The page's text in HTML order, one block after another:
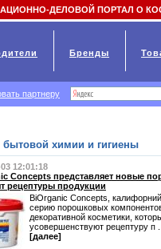
бытовой химии и гигиены
12:01:18
Concepts представляет новые
рецептуры продукции
BiOrganic Concepts,
серию порошковых
декоративной косметики,
усовершенствуют рецептуру п
[далее]
ДЕЛОВОЙ ПОРТАЛ О
Бренды
партнеру